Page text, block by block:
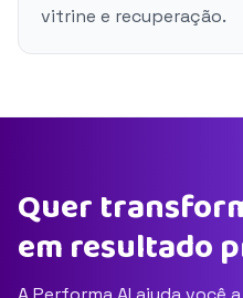
vitrine e recuperação.
Quer
em resultado